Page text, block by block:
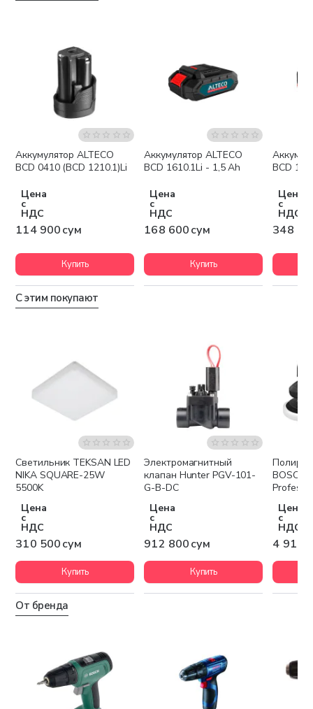
Аккумулятор ALTECO
BCD 0410 (BCD 1210.1)Li
Цена
с
НДС
114 900 сум
Купить
Аккумулятор ALTECO
BCD 1610.1Li - 1,5 Ah
Цена
с
НДС
168 600 сум
Купить
BCD
Цена
с
НДС
348
С этим покупают
Светильник TEKSAN LED
NIKA SQUARE-25W
5500K
Цена
с
НДС
310 500 сум
Купить
Электромагнитный
клапан Hunter PGV-101-
G-B-DC
Цена
с
НДС
912 800 сум
Купить
BOSCH
Цена
с
НДС
4 911
От бренда